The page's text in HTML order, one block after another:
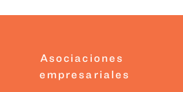
Asociaciones
empresariales